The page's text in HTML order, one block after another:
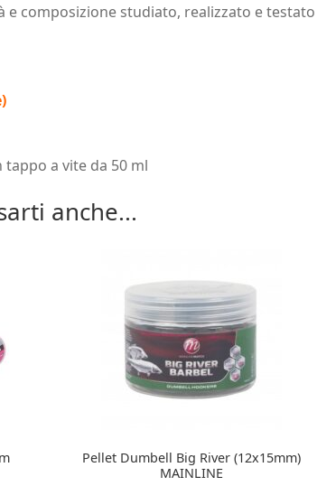
composizione studiato, realizzato e
a vite da 50 ml
anche...
Pellet Dumbell Big River (12x15mm)
MAINLINE